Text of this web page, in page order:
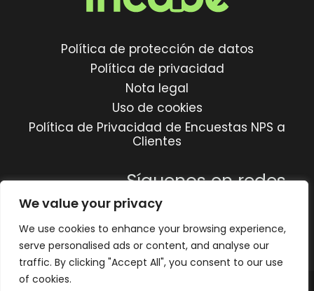
We value your privacy
We use cookies to enhance your browsing experience,
serve personalised ads or content, and analyse our
traffic. By clicking "Accept All", you consent to our use
of cookies.
Política de protección de datos
Política de privacidad
Nota legal
Uso de cookies
Política de Privacidad de Encuestas NPS a
Clientes
Síguenos en redes